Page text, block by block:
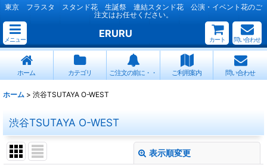
東京 フラスタ スタンド花 生誕祭 連結スタンド花 公演・イベント花のご
注文はお任せください。
メニュー
ERURU
カート 問い合わせ
ホーム カテゴリ ご注文の前に・・ ご利用案内 問い合わせ
ホーム > 渋谷TSUTAYA O-WEST
渋谷TSUTAYA O-WEST
表示順変更